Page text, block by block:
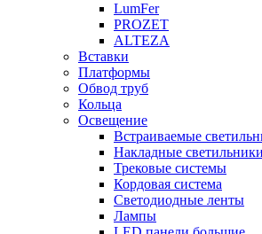
LumFer
PROZET
ALTEZA
Вставки
Платформы
Обвод труб
Кольца
Освещение
Встраиваемые
Накладные светильники
Трековые системы
Кордовая система
Светодиодные ленты
Лампы